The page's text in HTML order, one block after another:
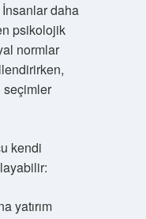
daha
psikolojik
normlar
seçimler
kendi
yatırım